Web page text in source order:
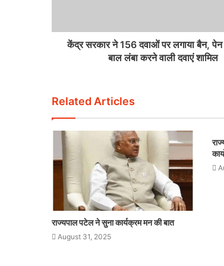
केंद्र सरकार ने 156 दवाओं पर लगाया बैन,
बाल लंबा करने वाली दवाएं शामिल
Related Articles
राज्यपाल पटेल ने सुना कार्यक्रम मन की बात
August 31, 2025